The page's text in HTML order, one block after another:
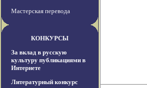
Мастерская перевода
КОНКУРСЫ
За вклад в русскую
культуру публикациями в
Интернете
Литературный конкурс